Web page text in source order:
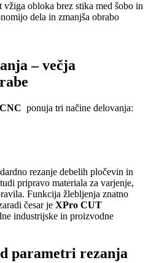
vžiga obloka brez stika med šobo in
dela in zmanjša obrabo
– večja
ponuja tri načine delovanja:
rezanje debelih pločevin in
pripravo materiala za varjenje,
Funkcija žlebljenja znatno
česar je XPro CUT
industrijske in proizvodne
parametri rezanja